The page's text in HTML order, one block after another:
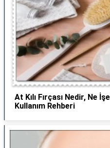
At Kılı Fırçası Nedir, Ne
Kullanım Rehberi